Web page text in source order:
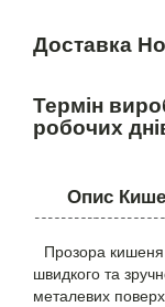
Доставка
Термін
робочих
Опис
Прозора кишеня
швидкого та
металевих